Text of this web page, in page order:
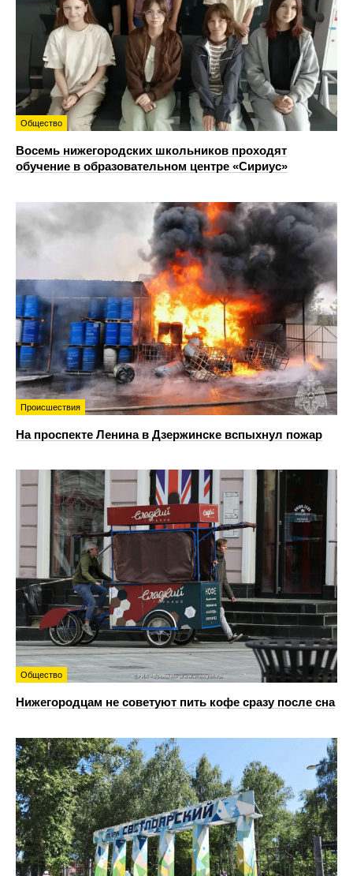
Общество
Восемь нижегородских школьников проходят
обучение в образовательном центре «Сириус»
Происшествия
На проспекте Ленина в Дзержинске вспыхнул пожар
Общество
Нижегородцам не советуют пить кофе сразу после сна